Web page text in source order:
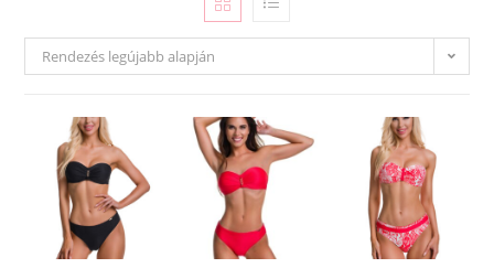
Rendezés legújabb alapján